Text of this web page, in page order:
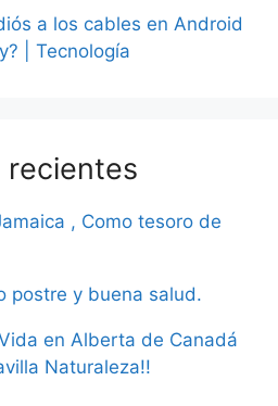
a los cables en Android
| Tecnología
recientes
, Como tesoro de
postre y buena salud.
en Alberta de Canadá
Naturaleza!!